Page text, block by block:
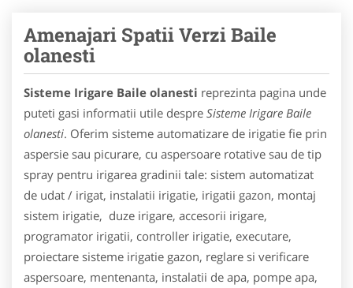
Amenajari Spatii Verzi Baile
olanesti
Sisteme Irigare Baile olanesti reprezinta pagina unde
puteti gasi informatii utile despre Sisteme Irigare Baile
olanesti. Oferim sisteme automatizare de irigatie fie prin
aspersie sau picurare, cu aspersoare rotative sau de tip
spray pentru irigarea gradinii tale: sistem automatizat
de udat / irigat, instalatii irigatie, irigatii gazon, montaj
sistem irigatie, duze irigare, accesorii irigare,
programator irigatii, controller irigatie, executare,
proiectare sisteme irigatie gazon, reglare si verificare
aspersoare, mentenanta, instalatii de apa, pompe apa,